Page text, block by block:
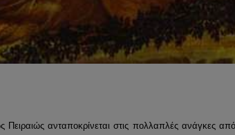
ανταποκρίνεται στις πολλαπλές ανάγκες